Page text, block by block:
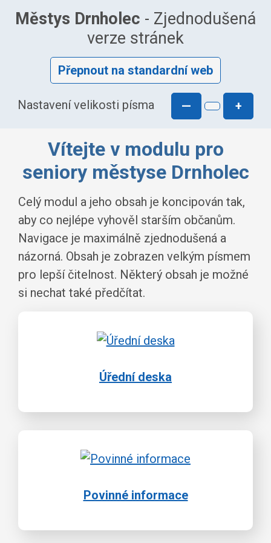
Městys Drnholec - Zjednodušená
verze stránek
Přepnout na standardní web
Nastavení velikosti písma — +
Vítejte v modulu pro
seniory městyse Drnholec
Celý modul a jeho obsah je koncipován tak,
aby co nejlépe vyhověl starším občanům.
Navigace je maximálně zjednodušená a
názorná. Obsah je zobrazen velkým písmem
pro lepší čitelnost. Některý obsah je možné
si nechat také předčítat.
Úřední deska
Povinné informace